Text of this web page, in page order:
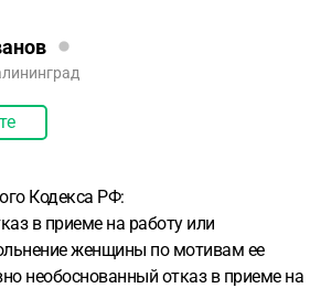
Кодекса РФ:
в приеме на работу или
женщины по мотивам ее
необоснованный отказ в приеме на